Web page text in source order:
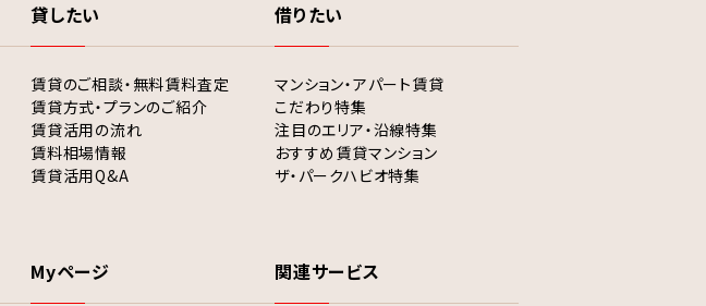
貸したい
賃貸のご相談・無料賃料査定
賃貸方式・プランのご紹介
賃貸活用の流れ
賃料相場情報
賃貸活用Q&A
借りたい
マンション・アパート賃貸
こだわり特集
注目のエリア・沿線特集
おすすめ賃貸マンション
ザ・パークハビオ特集
Myページ 関連サービス